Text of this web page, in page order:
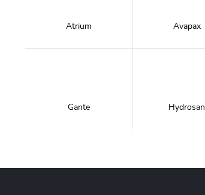
Atrium Avapax
Gante Hydrosan